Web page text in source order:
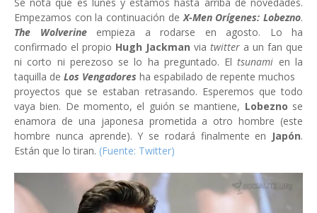
Empezamos con la continuación deX-Men Orígenes: Lobezno.
The Wolverineempieza a rodarse en agosto. Lo ha
confirmado el propio Hugh Jackman via twitter a un fan que
ni corto ni perezoso se lo ha preguntado. Eltsunami en la
taquilla de Los Vengadores ha espabilado de repente muchos
proyectos que se estaban retrasando. Esperemos que todo
vaya bien. De momento, el guión se mantiene, Lobezno se
enamora de una japonesa prometida a otro hombre (este
hombre nunca aprende). Y se rodará finalmente en Japón.
Están que lo tiran. (Fuente: Twitter)